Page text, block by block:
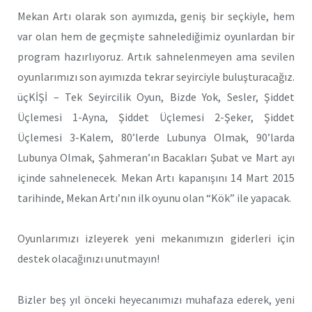
Mekan Artı olarak son ayımızda, geniş bir seçkiyle, hem
var olan hem de geçmişte sahnelediğimiz oyunlardan bir
program hazırlıyoruz. Artık sahnelenmeyen ama sevilen
oyunlarımızı son ayımızda tekrar seyirciyle buluşturacağız.
üçKİŞİ – Tek Seyircilik Oyun, Bizde Yok, Sesler, Şiddet
Üçlemesi 1-Ayna, Şiddet Üçlemesi 2-Şeker, Şiddet
Üçlemesi 3-Kalem, 80’lerde Lubunya Olmak, 90’larda
Lubunya Olmak, Şahmeran’ın Bacakları Şubat ve Mart ayı
içinde sahnelenecek. Mekan Artı kapanışını 14 Mart 2015
tarihinde, Mekan Artı’nın ilk oyunu olan “Kök” ile yapacak.
Oyunlarımızı izleyerek yeni mekanımızın giderleri için
destek olacağınızı unutmayın!
Bizler beş yıl önceki heyecanımızı muhafaza ederek, yeni